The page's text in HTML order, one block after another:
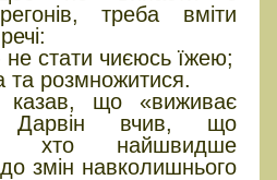
треба вміти
не стати чиєюсь їжею;
та розмножитися.
казав, що «виживає
Дарвін вчив, що
хто найшвидше
змін навколишнього